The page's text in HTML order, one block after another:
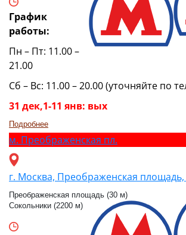
График
работы:
Пн – Пт: 11.00 –
21.00
Сб – Вс: 11.00 – 20.00 (уточняйте по
31 дек,1-11 янв: вых
Подробнее
м. Преображенская пл.
г. Москва, Преображенская площадь,
Преображенская площадь (30 м)
Сокольники (2200 м)